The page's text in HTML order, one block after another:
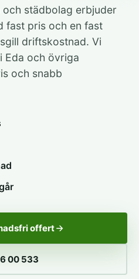
städbolag erbjuder
fast pris och en fast
driftskostnad. Vi
Eda och övriga
och snabb
offert
00 533